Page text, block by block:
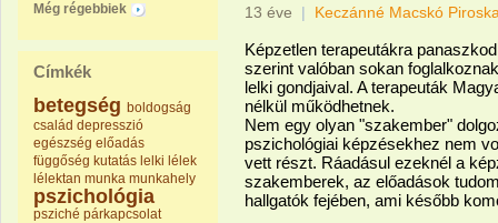
Még régebbiek
Címkék
betegség boldogság
család depresszió
egészség előadás
függőség kutatás lelki lélek
lélektan munka munkahely
pszichológia
psziché párkapcsolat
13 éve | Keczánné Macskó
Képzetlen terapeutákra
szerint valóban sokan
lelki gondjaival. A terapeuták
nélkül működhetnek.
Nem egy olyan "szakember"
pszichológiai képzésekhez nem
vett részt. Ráadásul ezeknél a
szakemberek, az előadások
hallgatók fejében, ami később